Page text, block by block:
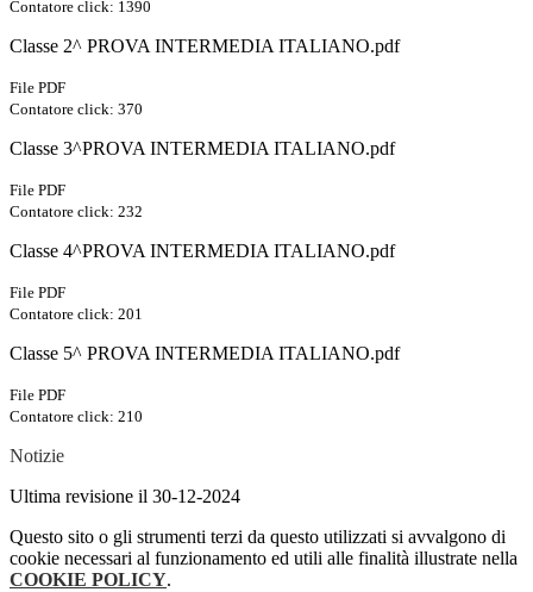
Contatore click: 1390
Classe 2^ PROVA INTERMEDIA ITALIANO.pdf
File PDF
Contatore click: 370
Classe 3^PROVA INTERMEDIA ITALIANO.pdf
File PDF
Contatore click: 232
Classe 4^PROVA INTERMEDIA ITALIANO.pdf
File PDF
Contatore click: 201
Classe 5^ PROVA INTERMEDIA ITALIANO.pdf
File PDF
Contatore click: 210
Notizie
Ultima revisione il 30-12-2024
Questo sito o gli strumenti terzi da questo utilizzati si avvalgono di
cookie necessari al funzionamento ed utili alle finalità illustrate nella
COOKIE POLICY.